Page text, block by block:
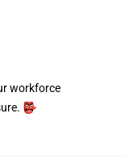
workforce
👺